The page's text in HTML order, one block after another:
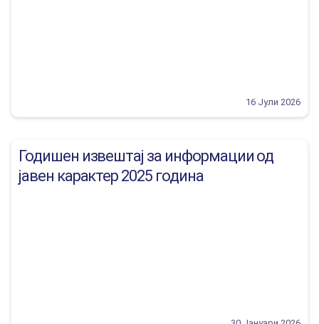
16 Јули 2026
Годишен извештај за информации од
јавен карактер 2025 година